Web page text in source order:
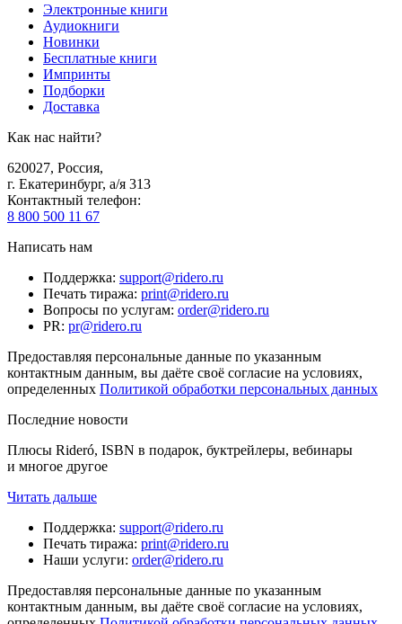
Электронные книги
Аудиокниги
Новинки
Бесплатные книги
Импринты
Подборки
Доставка
Как нас найти?
620027, Россия,
г. Екатеринбург, а/я 313
Контактный телефон:
8 800 500 11 67
Написать нам
Поддержка: support@ridero.ru
Печать тиража: print@ridero.ru
Вопросы по услугам: order@ridero.ru
PR: pr@ridero.ru
Предоставляя персональные данные по указанным
контактным данным, вы даёте своё согласие на условиях,
определенных Политикой обработки персональных данных
Последние новости
Плюсы Rideró, ISBN в подарок, буктрейлеры, вебинары
и многое другое
Читать дальше
Поддержка: support@ridero.ru
Печать тиража: print@ridero.ru
Наши услуги: order@ridero.ru
Предоставляя персональные данные по указанным
контактным данным, вы даёте своё согласие на условиях,